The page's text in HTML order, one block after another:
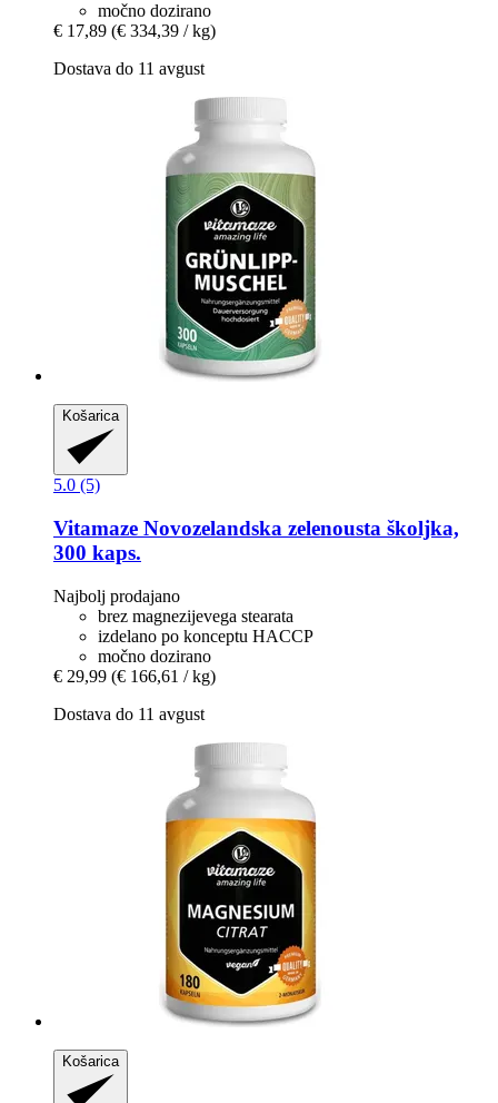
močno dozirano
€ 17,89 (€ 334,39 / kg)
Dostava do 11 avgust
Košarica
5.0 (5)
Vitamaze Novozelandska zelenousta školjka,
300 kaps.
Najbolj prodajano
brez magnezijevega stearata
izdelano po konceptu HACCP
močno dozirano
€ 29,99 (€ 166,61 / kg)
Dostava do 11 avgust
Košarica